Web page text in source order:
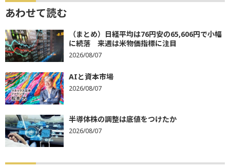
あわせて読む
（まとめ）日経平均は76円安の65,606円で小幅
に続落 来週は米物価指標に注目
2026/08/07
AIと資本市場
2026/08/07
半導体株の調整は底値をつけたか
2026/08/07